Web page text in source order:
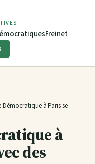
Freinet
Démocratique à Paris se
à
des